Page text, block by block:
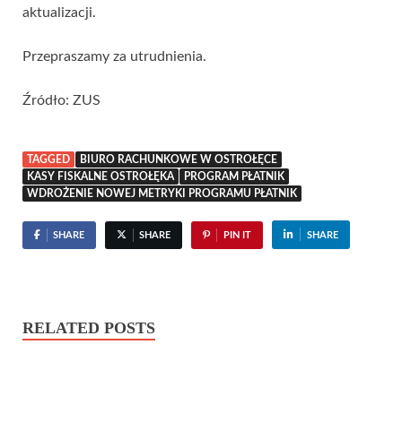
aktualizacji.
Przepraszamy za utrudnienia.
Źródło: ZUS
TAGGED
BIURO RACHUNKOWE W OSTROŁĘCE
KASY FISKALNE OSTROŁĘKA
PROGRAM PŁATNIK
WDROŻENIE NOWEJ METRYKI PROGRAMU PŁATNIK
SHARE SHARE PIN IT SHARE
RELATED POSTS